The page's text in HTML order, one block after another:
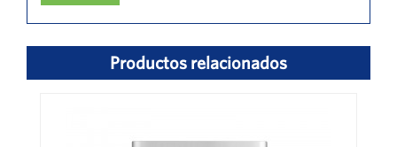
Productos relacionados